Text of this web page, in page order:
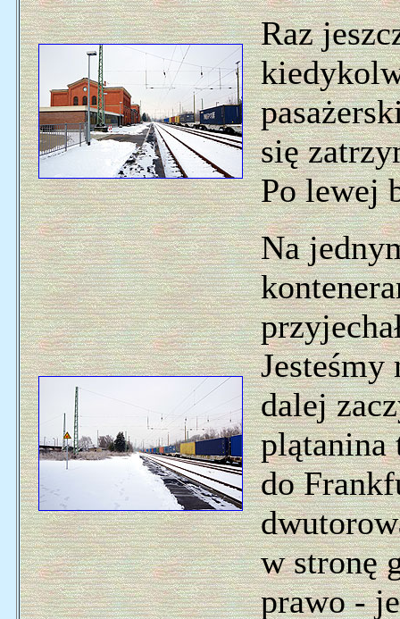
Raz
się
Po lewej
Na
Jesteśmy
dalej
plątanina
do
w stronę
prawo -